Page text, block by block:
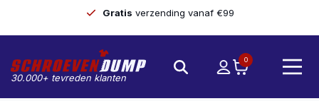
Gratis verzending vanaf €99
30.000+ tevreden klanten
0